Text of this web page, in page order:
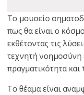
Το μουσείο
πως θα είναι ο
εκθέτοντας τις
τεχνητή νοημοσύνη
πραγματικότητα και
Το θέαμα είναι